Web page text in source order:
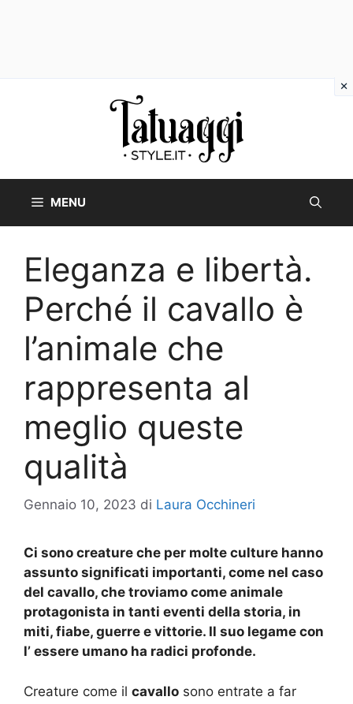
MENU
Eleganza e libertà.
Perché il cavallo è
l’animale che
rappresenta al
meglio queste
qualità
Gennaio 10, 2023 di Laura Occhineri
Ci sono creature che per molte culture hanno
assunto significati importanti, come nel caso
del cavallo, che troviamo come animale
protagonista in tanti eventi della storia, in
miti, fiabe, guerre e vittorie. Il suo legame con
l’ essere umano ha radici profonde.
Creature come il cavallo sono entrate a far